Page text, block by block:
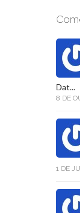
Dat...
8 DE
1 DE